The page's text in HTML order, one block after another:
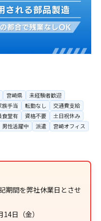
宮崎県
未経験者歓迎
族手当 転勤なし
交通費支給
食堂有 資格不要
土日祝休み
男性活躍中 派遣 宮崎オフィス
期間を弊社休業日とさせ
日（金）